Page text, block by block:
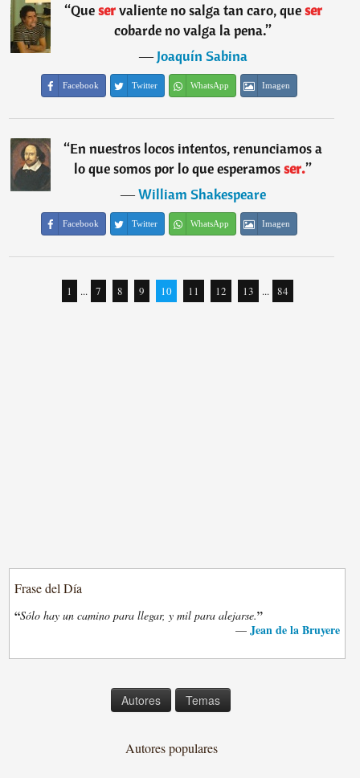
“Queservaliente no salga tan caro, queser
cobarde no valga la pena.”
―Joaquín Sabina
Facebook Twitter WhatsApp Imagen
“En nuestros locos intentos, renunciamos a
lo que somos por lo que esperamosser.”
―William Shakespeare
Facebook Twitter WhatsApp Imagen
1 ... 7 8 9 10 11 12 13 ... 84
Frase del Día
“Sólo hay un camino para llegar, y mil para alejarse.”
— Jean de la Bruyere
Autores Temas
Autores populares